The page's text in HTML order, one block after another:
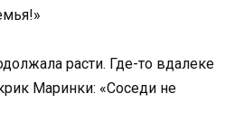
расти. Где-то вдалеке
Маринки: «Соседи не